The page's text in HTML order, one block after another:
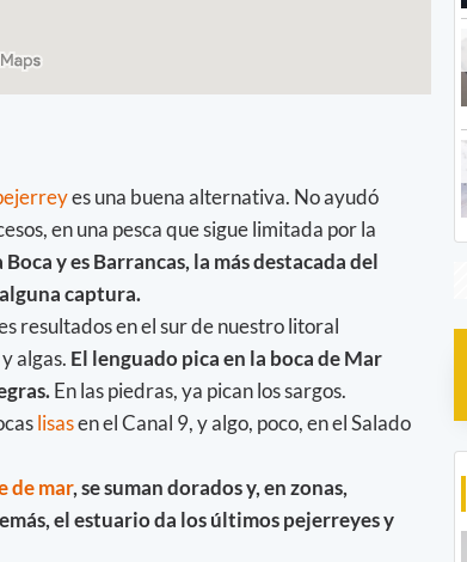
es una buena alternativa. No ayudó
en una pesca que sigue limitada por la
y es Barrancas, la más destacada del
captura.
resultados en el sur de nuestro litoral
algas. El lenguado pica en la boca de Mar
En las piedras, ya pican los sargos.
lisasen el Canal 9, y algo, poco, en el Salado
de mar, se suman dorados y, en zonas,
el estuario da los últimos pejerreyes y